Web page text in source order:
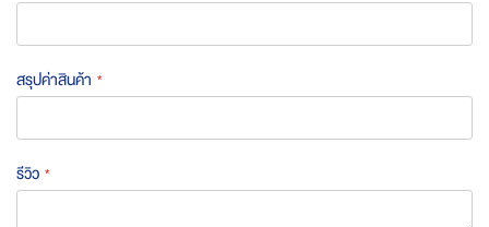
สรุปค่าสินค้า
รีวิว